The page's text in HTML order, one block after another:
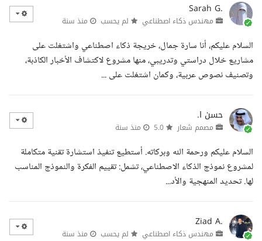
Sarah G.
مهندس ذكاء اصطناعي لم يحسب منذ سنة
السلام عليكم، أنا سارة جمال، خريجة ذكاء اصطناعي واشتغلت على
مشاريع خلال دراستي وتدريبي، منها مشروع لاكتشاف الأخبار الكاذبة،
وتصنيف نصوص عربية، وكمان اشتغلت على ...
حسن ا.
مصمم شعار منذ سنة
السلام عليكم ورحمة الله وبركاته. أستطيع تنفيذ استشارة تقنية متكاملة
لمشروع نموذج الذكاء الاصطناعي، تشمل: تقييم الفكرة والنموذج المناسب
لها. تحديد المنهجية والأد...
Ziad A.
مهندس ذكاء اصطناعي لم يحسب منذ سنة